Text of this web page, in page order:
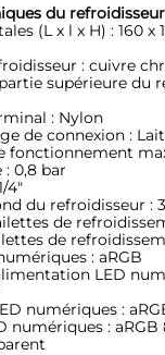
du refroidisseur
(L x l x H) : 160 x
: cuivre
supérieure du
: Nylon
de connexion :
fonctionnement
: 0,8 bar
4"
du refroidisseur :
de
de
: aRGB
LED
numériques :
numériques : aRGB